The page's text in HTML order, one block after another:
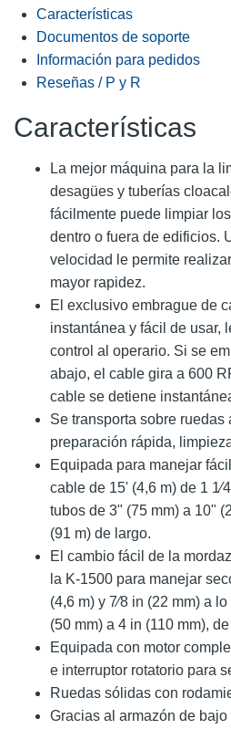
Características
Documentos de soporte
Información para pedidos
Reseñas / P y R
Características
La mejor máquina para la
desagües y tuberías
fácilmente puede limpiar
dentro o fuera de edificios.
velocidad le permite
mayor rapidez.
El exclusivo embrague de
instantánea y fácil de usar,
control al operario. Si se
abajo, el cable gira a 600
cable se detiene
Se transporta sobre ruedas
preparación rápida,
Equipada para manejar
cable de 15' (4,6 m) de 1
tubos de 3" (75 mm) a 10"
(91 m) de largo.
El cambio fácil de la
la K-1500 para manejar
(4,6 m) y 7⁄8 in (22 mm) a
(50 mm) a 4 in (110 mm),
Equipada con motor
e interruptor rotatorio para
Ruedas sólidas con
Gracias al armazón de